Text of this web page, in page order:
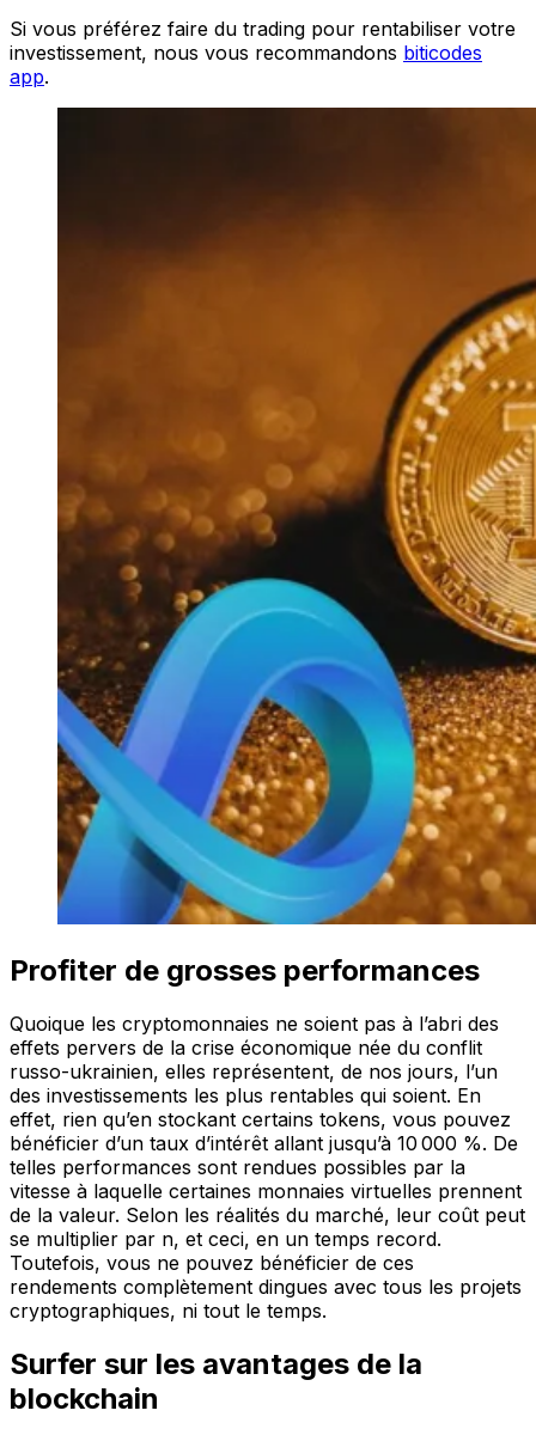
Si vous préférez faire du trading pour rentabiliser votre
investissement, nous vous recommandons biticodes
app.
Profiter de grosses performances
Quoique les cryptomonnaies ne soient pas à l’abri des
effets pervers de la crise économique née du conflit
russo-ukrainien, elles représentent, de nos jours, l’un
des investissements les plus rentables qui soient. En
effet, rien qu’en stockant certains tokens, vous pouvez
bénéficier d’un taux d’intérêt allant jusqu’à 10 000 %. De
telles performances sont rendues possibles par la
vitesse à laquelle certaines monnaies virtuelles prennent
de la valeur. Selon les réalités du marché, leur coût peut
se multiplier par n, et ceci, en un temps record.
Toutefois, vous ne pouvez bénéficier de ces
rendements complètement dingues avec tous les projets
cryptographiques, ni tout le temps.
Surfer sur les avantages de la
blockchain